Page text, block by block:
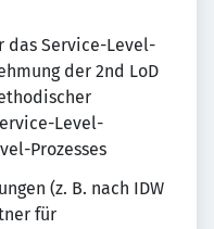
das Service-Level-
der 2nd LoD
Level-
Prozesses
(z. B. nach IDW
für